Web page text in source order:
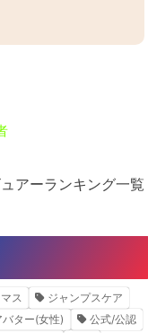
アーランキング一覧
ス
ジャンプスケア
バター(女性)
公式/公認